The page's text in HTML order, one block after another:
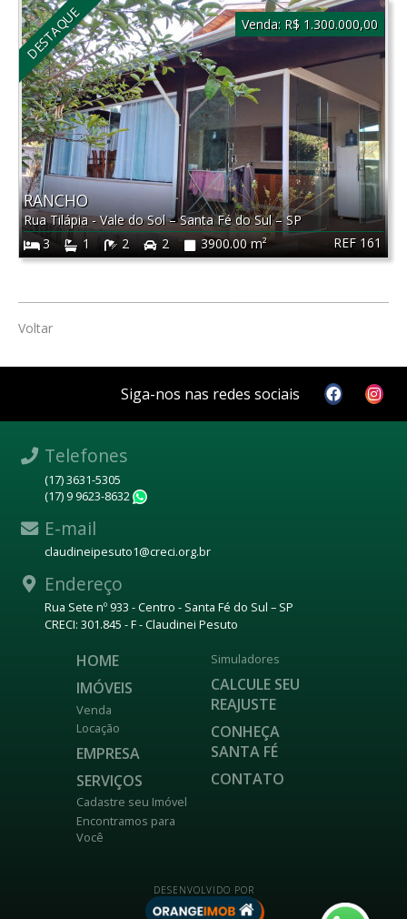
DESTAQUE
REF 161
RANCHO
Rua Tilápia - Vale do Sol–Santa Fé do Sul–SP
3
1 2 2 3900.00 m²
Venda: R$ 1.300.000,00
Voltar
Siga-nos nas redes sociais
Telefones
(17) 3631-5305
(17) 9 9623-8632
E-mail
claudineipesuto1@creci.org.br
Endereço
Rua Sete nº 933 - Centro - Santa Fé do Sul – SP
CRECI: 301.845 - F - Claudinei Pesuto
HOME
IMÓVEIS
Venda
Locação
EMPRESA
SERVIÇOS
Cadastre seu Imóvel
Encontramos para
Você
Simuladores
CALCULE SEU
REAJUSTE
CONHEÇA
SANTA FÉ
CONTATO
DESENVOLVIDO POR